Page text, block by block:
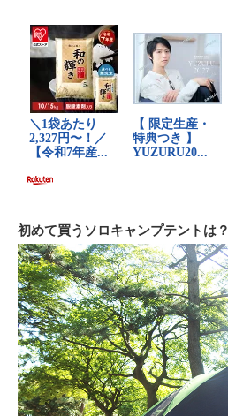
初めて買うソロキャンプテントは？